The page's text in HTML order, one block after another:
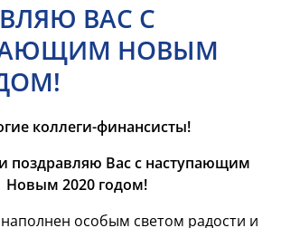
ВАС С
НОВЫМ
коллеги-финансисты!
поздравляю Вас с наступающим
Новым 2020 годом!
особым светом радости и